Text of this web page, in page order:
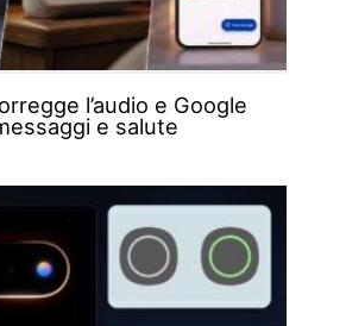
l’audio e Google
e salute